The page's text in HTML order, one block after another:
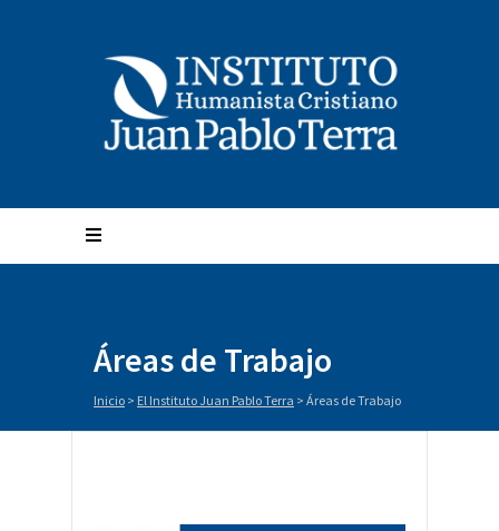
Áreas de Trabajo
Inicio > El Instituto Juan Pablo Terra > Áreas de Trabajo